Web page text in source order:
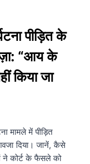
पीड़ित के
“आय के
किया जा
मामले में पीड़ित
दिया। जानें, कैसे
ने कोर्ट के फैसले को